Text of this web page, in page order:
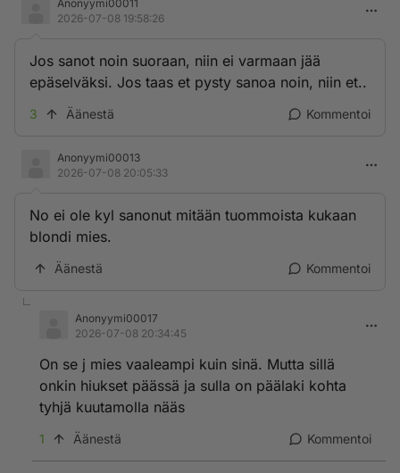
Anonyymi00011
2026-07-08 19:58:26
Jos sanot noin suoraan, niin ei varmaan jää
epäselväksi. Jos taas et pysty sanoa noin, niin et..
3 Äänestä Kommentoi
Anonyymi00013
2026-07-08 20:05:33
No ei ole kyl sanonut mitään tuommoista kukaan
blondi mies.
Äänestä Kommentoi
Anonyymi00017
2026-07-08 20:34:45
On se j mies vaaleampi kuin sinä. Mutta sillä
onkin hiukset päässä ja sulla on päälaki kohta
tyhjä kuutamolla nääs
1 Äänestä Kommentoi